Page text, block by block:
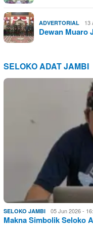
ADVERTORIAL 13
Dewan Muaro
SELOKO ADAT JAMBI
SELOKO JAMBI 05 Jun 2026 -
Makna Simbolik Seloko